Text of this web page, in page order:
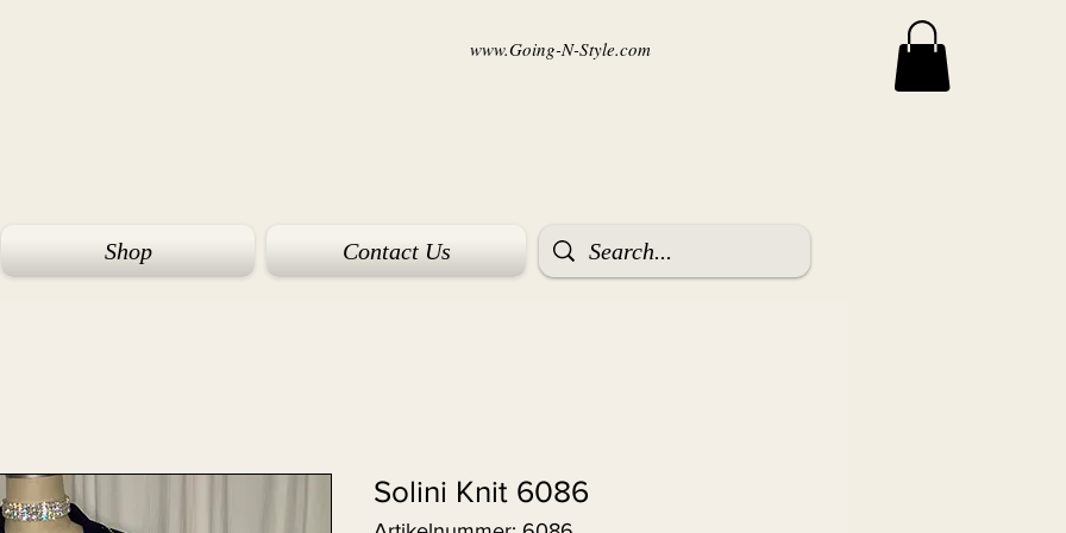
www.Going-N-Style.com
Shop Contact Us
Solini Knit 6086